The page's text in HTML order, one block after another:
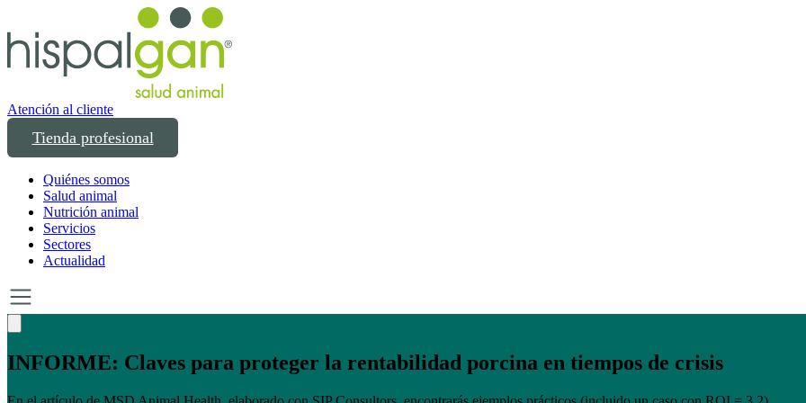
Atención al cliente
Tienda profesional
Quiénes somos
Salud animal
Nutrición animal
Servicios
Sectores
Actualidad
Un año transformando las compras profesionales en salud y bienestar animal: el éxito